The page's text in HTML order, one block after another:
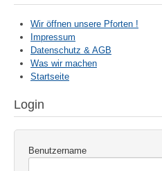
Wir öffnen unsere Pforten !
Impressum
Datenschutz & AGB
Was wir machen
Startseite
Login
Benutzername